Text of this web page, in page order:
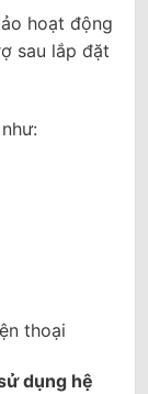
hoạt động
sau lắp đặt
thoại
dụng hệ